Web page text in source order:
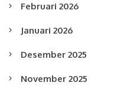
Februari 2026
Januari 2026
Desember 2025
November 2025